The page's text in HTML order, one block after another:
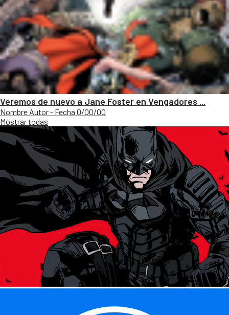
Veremos de nuevo a Jane Foster en Vengadores ...
Nombre Autor - Fecha 0/00/00
Mostrar todas